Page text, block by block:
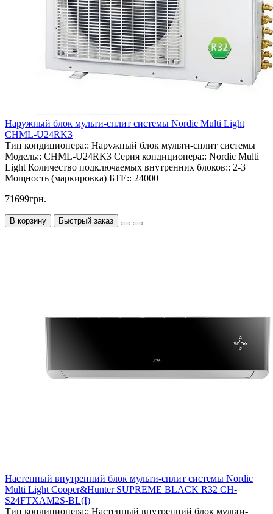
Наружный блок мульти-сплит системы Nordic Multi Light
CHML-U24RK3
Тип кондиционера:: Наружный блок мульти-сплит системы
Модель:: CHML-U24RK3 Серия кондиционера:: Nordic Multi
Light Количество подключаемых внутренних блоков:: 2-3
Мощность (маркировка) БТЕ:: 24000
71699грн.
В корзину Быстрый заказ
Настенный внутренний блок мульти-сплит системы Nordic
Multi Light Cooper&Hunter SUPREME BLACK R32 CH-
S24FTXAM2S-BL(I)
Тип кондиционера:: Настенный внутренний блок мульти-